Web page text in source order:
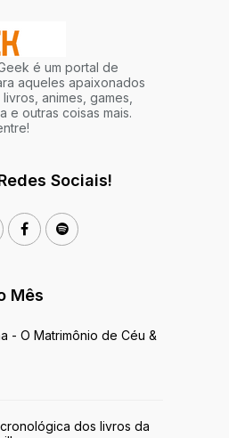
é um portal de
aqueles apaixonados
animes, games,
e outras coisas mais.
Sociais!
Mês
- O Matrimônio de Céu &
dos livros da